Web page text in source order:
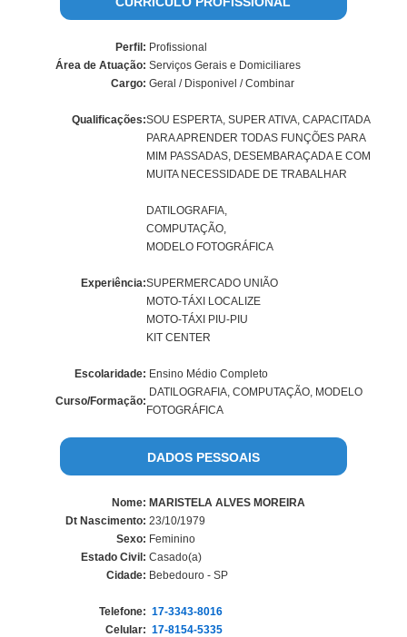
Perfil: Profissional
Área de Atuação: Serviços Gerais e Domiciliares
Cargo: Geral / Disponivel / Combinar
Qualificações:SOU ESPERTA, SUPER ATIVA, CAPACITADA
PARA APRENDER TODAS FUNÇÕES PARA
MIM PASSADAS, DESEMBARAÇADA E COM
MUITA NECESSIDADE DE TRABALHAR
DATILOGRAFIA,
COMPUTAÇÃO,
MODELO FOTOGRÁFICA
Experiência:SUPERMERCADO UNIÃO
MOTO-TÁXI LOCALIZE
MOTO-TÁXI PIU-PIU
KIT CENTER
Escolaridade: Ensino Médio Completo
Curso/Formação:
DATILOGRAFIA, COMPUTAÇÃO, MODELO
FOTOGRÁFICA
DADOS PESSOAIS
Nome: MARISTELA ALVES MOREIRA
Dt Nascimento: 23/10/1979
Sexo: Feminino
Estado Civil: Casado(a)
Cidade: Bebedouro - SP
Telefone: 17-3343-8016
Celular: 17-8154-5335